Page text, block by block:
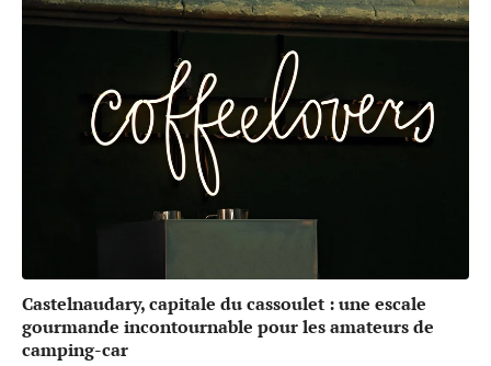
Castelnaudary, capitale du cassoulet : une escale
gourmande incontournable pour les amateurs de
camping-car